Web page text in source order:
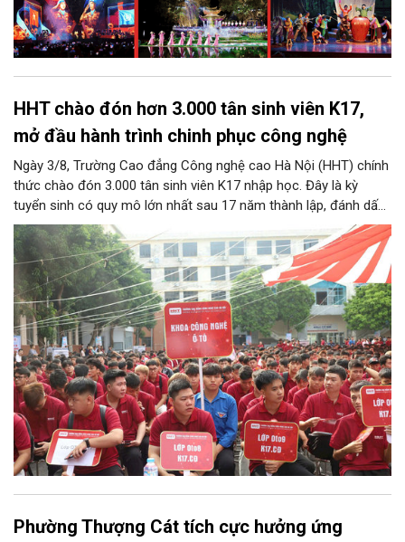
HHT chào đón hơn 3.000 tân sinh viên K17,
mở đầu hành trình chinh phục công nghệ
Ngày 3/8, Trường Cao đẳng Công nghệ cao Hà Nội (HHT) chính
thức chào đón 3.000 tân sinh viên K17 nhập học. Đây là kỳ
tuyển sinh có quy mô lớn nhất sau 17 năm thành lập, đánh dấu
bước chuyển mình quan trọng của nhà trường.
Phường Thượng Cát tích cực hưởng ứng